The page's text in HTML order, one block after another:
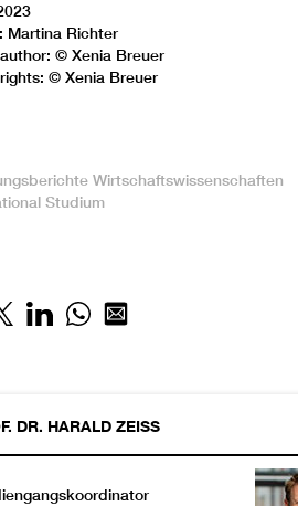
Martina Richter
© Xenia Breuer
© Xenia Breuer
Wirtschaftswissenschaften
Studium
DR. HARALD ZEISS